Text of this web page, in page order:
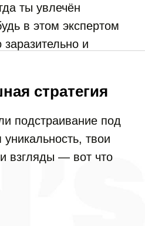
ты увлечён
в этом экспертом
и
стратегия
подстраивание под
твои
взгляды — вот что